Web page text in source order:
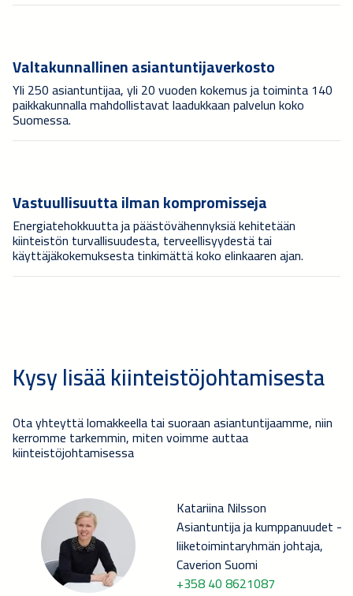
Valtakunnallinen asiantuntijaverkosto
Yli 250 asiantuntijaa, yli 20 vuoden kokemus ja toiminta 140
paikkakunnalla mahdollistavat laadukkaan palvelun koko
Suomessa.
Vastuullisuutta ilman kompromisseja
Energiatehokkuutta ja päästövähennyksiä kehitetään
kiinteistön turvallisuudesta, terveellisyydestä tai
käyttäjäkokemuksesta tinkimättä koko elinkaaren ajan.
Kysy lisää kiinteistöjohtamisesta
Ota yhteyttä lomakkeella tai suoraan asiantuntijaamme, niin
kerromme tarkemmin, miten voimme auttaa
kiinteistöjohtamisessa
Katariina Nilsson
Asiantuntija ja kumppanuudet -
liiketoimintaryhmän johtaja,
Caverion Suomi
+358 40 8621087